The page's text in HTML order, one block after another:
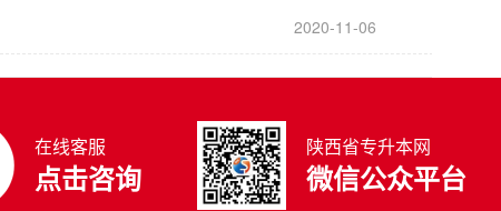
2020-11-06
在线客服
点击咨询
陕西省专升本网
微信公众平台